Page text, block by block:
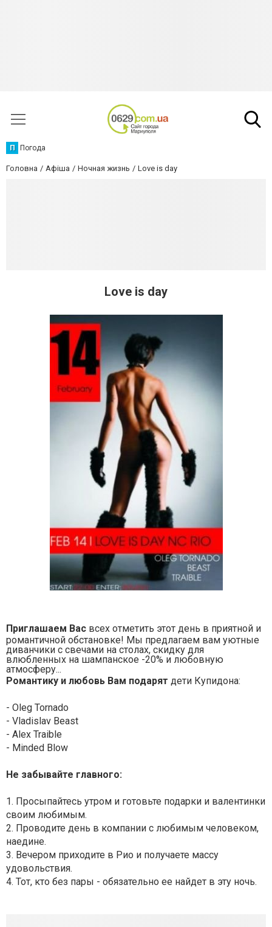
П Погода
Головна Афіша Ночная жизнь Love is day
Love is day
Приглашаем Вас всех отметить этот день в приятной и
романтичной обстановке! Мы предлагаем вам уютные
диванчики с свечами на столах, скидку для
влюбленных на шампанское -20% и любовную
атмосферу...
Романтику и любовь Вам подарят дети Купидона:
- Oleg Tornado
- Vladislav Beast
- Alex Traible
- Minded Blow
Не забывайте главного:
1. Просыпайтесь утром и готовьте подарки и валентинки
своим любимым.
2. Проводите день в компании с любимым человеком,
наедине.
3. Вечером приходите в Рио и получаете массу
удовольствия.
4. Тот, кто без пары - обязательно ее найдет в эту ночь.